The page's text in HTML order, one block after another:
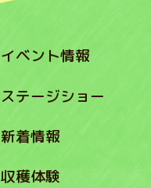
イベント情報
ステージショー
新着情報
収穫体験